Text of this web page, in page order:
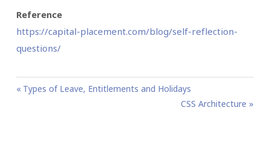
Reference
https://capital-placement.com/blog/self-reflection-
questions/
PP
Types of Leave, Entitlements and Holidays
N
CSS Architecture